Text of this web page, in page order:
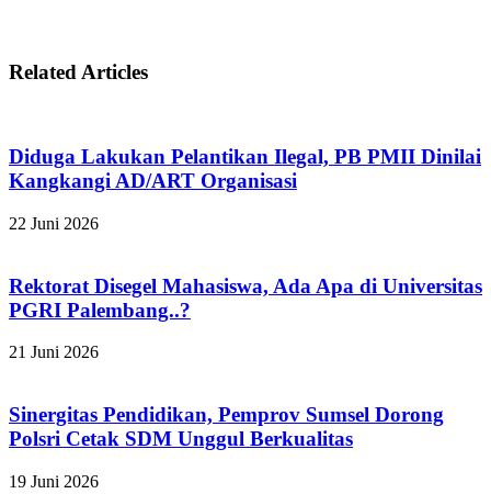
Related Articles
Diduga Lakukan Pelantikan Ilegal, PB PMII Dinilai
Kangkangi AD/ART Organisasi
22 Juni 2026
Rektorat Disegel Mahasiswa, Ada Apa di Universitas
PGRI Palembang..?
21 Juni 2026
Sinergitas Pendidikan, Pemprov Sumsel Dorong
Polsri Cetak SDM Unggul Berkualitas
19 Juni 2026